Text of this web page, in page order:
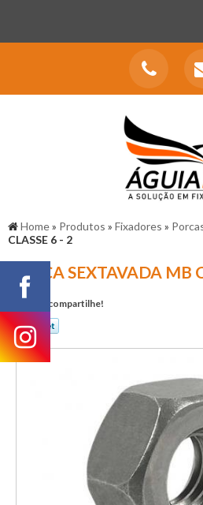
Home» Produtos » Fixadores »
CLASSE 6 - 2
PORCA SEXTAVADA MB
Gostou? compartilhe!